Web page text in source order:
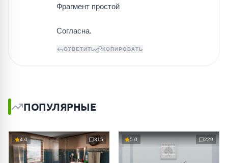
Фрагмент простой
Согласна.
ОТВЕТИТЬ КОПИРОВАТЬ
ПОПУЛЯРНЫЕ
4.0 315 5.0 229